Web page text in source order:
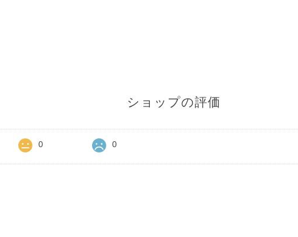
ショップの評価
0 0